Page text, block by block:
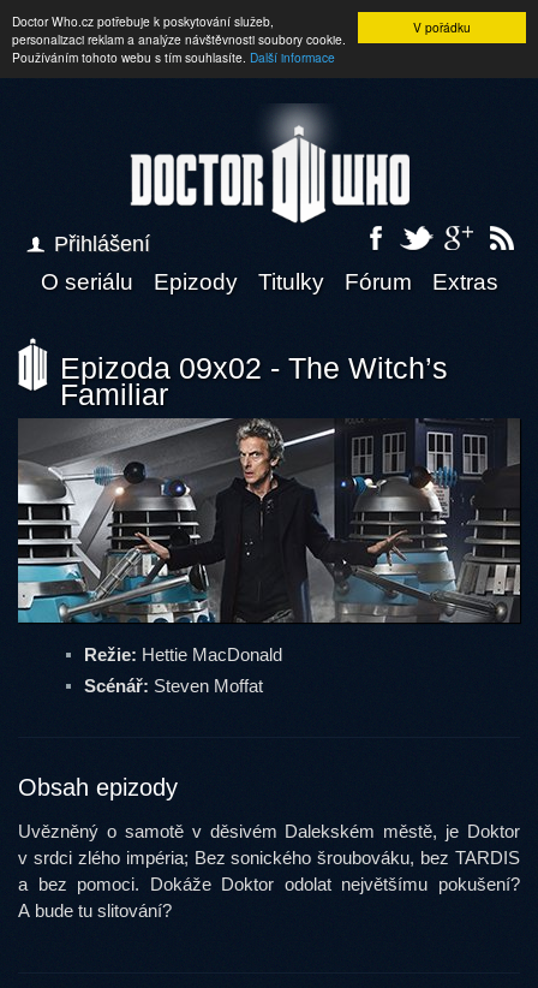
V pořádku
Doctor Who.cz potřebuje k poskytování služeb,
personalizaci reklam a analýze návštěvnosti soubory cookie.
Používáním tohoto webu s tím souhlasíte. Další informace
Přihlášení
O seriálu Epizody Titulky Fórum Extras
Epizoda 09x02 - The Witch’s
Familiar
Režie: Hettie MacDonald
Scénář: Steven Moffat
Obsah epizody
Uvězněný o samotě v děsivém Dalekském městě, je Doktor
v srdci zlého impéria; Bez sonického šroubováku, bez TARDIS
a bez pomoci. Dokáže Doktor odolat největšímu pokušení?
A bude tu slitování?